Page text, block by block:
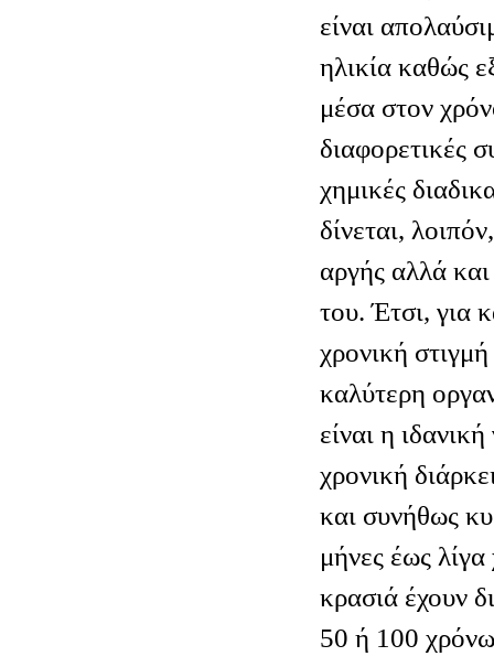
είναι
ηλικία καθώς
μέσα στον
διαφορετικές
χημικές
δίνεται,
αργής αλλά
του. Έτσι, για
χρονική
καλύτερη
είναι η
χρονική
και συνήθως
μήνες έως
κρασιά έχουν
50 ή 100